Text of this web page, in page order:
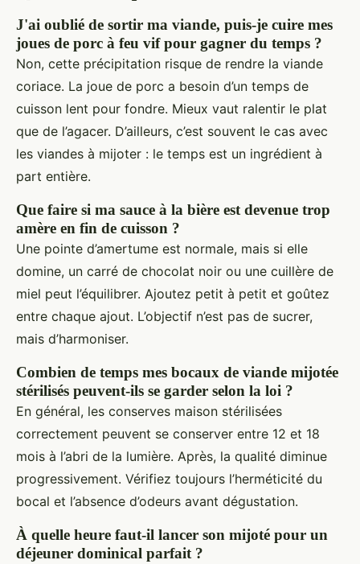
J'ai oublié de sortir ma viande, puis-je cuire mes
joues de porc à feu vif pour gagner du temps ?
Non, cette précipitation risque de rendre la viande
coriace. La joue de porc a besoin d’un temps de
cuisson lent pour fondre. Mieux vaut ralentir le plat
que de l’agacer. D’ailleurs, c’est souvent le cas avec
les viandes à mijoter : le temps est un ingrédient à
part entière.
Que faire si ma sauce à la bière est devenue trop
amère en fin de cuisson ?
Une pointe d’amertume est normale, mais si elle
domine, un carré de chocolat noir ou une cuillère de
miel peut l’équilibrer. Ajoutez petit à petit et goûtez
entre chaque ajout. L’objectif n’est pas de sucrer,
mais d’harmoniser.
Combien de temps mes bocaux de viande mijotée
stérilisés peuvent-ils se garder selon la loi ?
En général, les conserves maison stérilisées
correctement peuvent se conserver entre 12 et 18
mois à l’abri de la lumière. Après, la qualité diminue
progressivement. Vérifiez toujours l’herméticité du
bocal et l’absence d’odeurs avant dégustation.
À quelle heure faut-il lancer son mijoté pour un
déjeuner dominical parfait ?